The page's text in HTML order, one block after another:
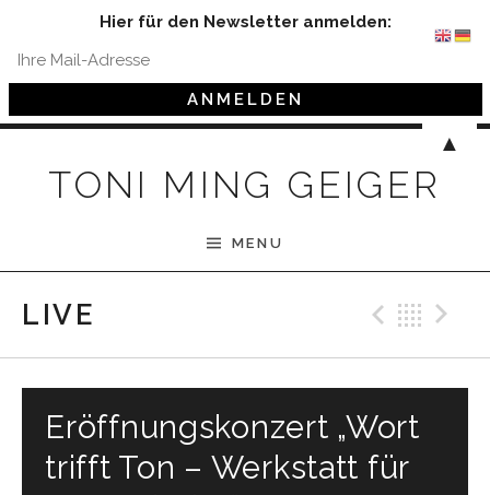
TONI MING GEIGER
MENU
LIVE
Eröffnungskonzert „Wort
trifft Ton – Werkstatt für
Hier für den Newsletter anmelden:
▲